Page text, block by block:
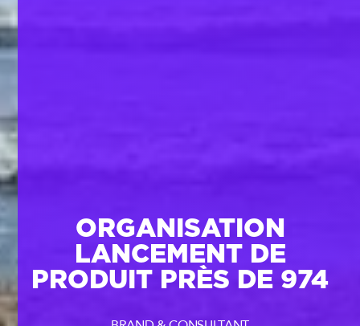
ORGANISATION
LANCEMENT DE
PRODUIT PRÈS DE 974